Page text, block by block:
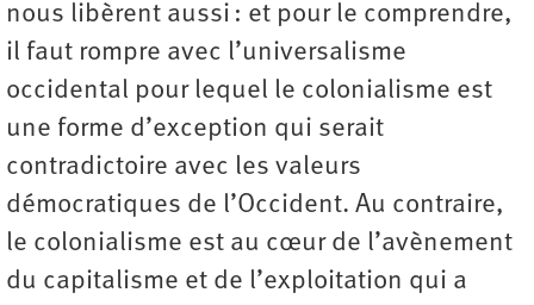
nous libèrent aussi : et pour le comprendre,
il faut rompre avec l’universalisme
occidental pour lequel le colonialisme est
une forme d’exception qui serait
contradictoire avec les valeurs
démocratiques de l’Occident. Au contraire,
le colonialisme est au cœur de l’avènement
du capitalisme et de l’exploitation qui a